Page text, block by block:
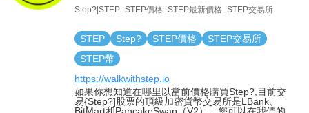
Step?|STEP_STEP價格_STEP最新價格_STEP交易所
STEP Step? STEP價格
STEP交易所
STEP幣
https://walkwithstep.io
如果你想知道在哪里以當前價格購買Step?,目前交
易{Step?]股票的頂級加密貨幣交易所是LBank、